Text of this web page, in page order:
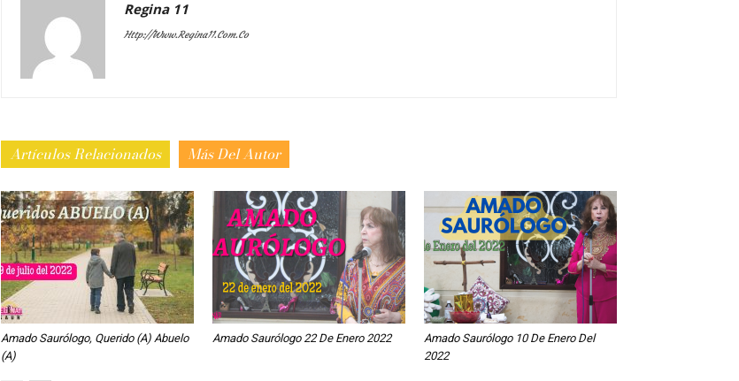
Regina 11
Http://www.regina11.com.co
Artículos Relacionados Más Del Autor
Amado Saurólogo, Querido (a) Abuelo
(a)
Amado Saurólogo 22 De Enero 2022
Amado Saurólogo 10 De Enero Del
2022